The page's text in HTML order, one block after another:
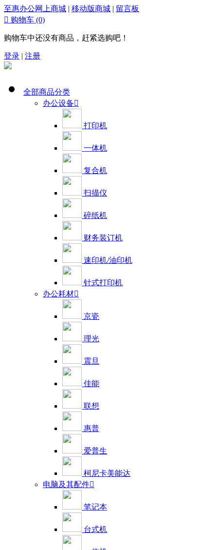
至惠办公网上商城 | 移动版商城 | 留言板
 购物车 (0)
购物车中还没有商品，赶紧选购吧！
登录 | 注册
全部商品分类
办公设备
打印机
一体机
复合机
扫描仪
碎纸机
财务装订机
速印机/油印机
针式打印机
办公耗材
京瓷
理光
震旦
佳能
联想
惠普
爱普生
柯尼卡美能达
电脑及其配件
笔记本
台式机